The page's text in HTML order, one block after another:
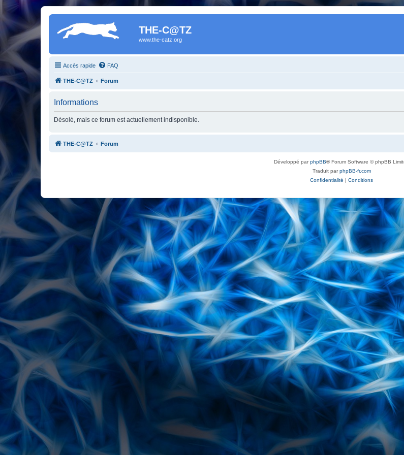
THE-C@TZ
www.the-catz.org
Accès rapide FAQ
THE-C@TZ Forum
Informations
Désolé, mais ce forum est actuellement indisponible.
THE-C@TZ Forum
Développé parphpBB® Forum Software © phpBB
Traduit parphpBB-fr.com
Confidentialité | Conditions